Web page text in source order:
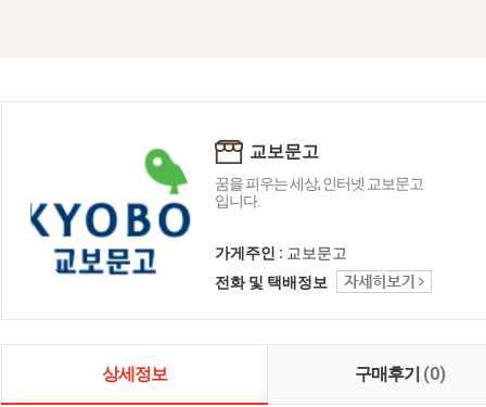
교보문고
꿈을 피우는 세상, 인터넷 교보문고
입니다.
가게주인 : 교보문고
전화 및 택배정보
상세정보 구매후기 (0)